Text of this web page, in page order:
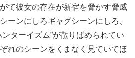
て彼女の存在が新宿を脅かす脅威
ーンにしろギャグシーンにしろ、
ンターイズム”が散りばめられてい
れのシーンをくまなく見ていてほ